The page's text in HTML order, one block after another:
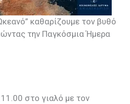
καθαρίζουμε τον βυθό
την Παγκόσμια Ήμερα
στο γιαλό με τον